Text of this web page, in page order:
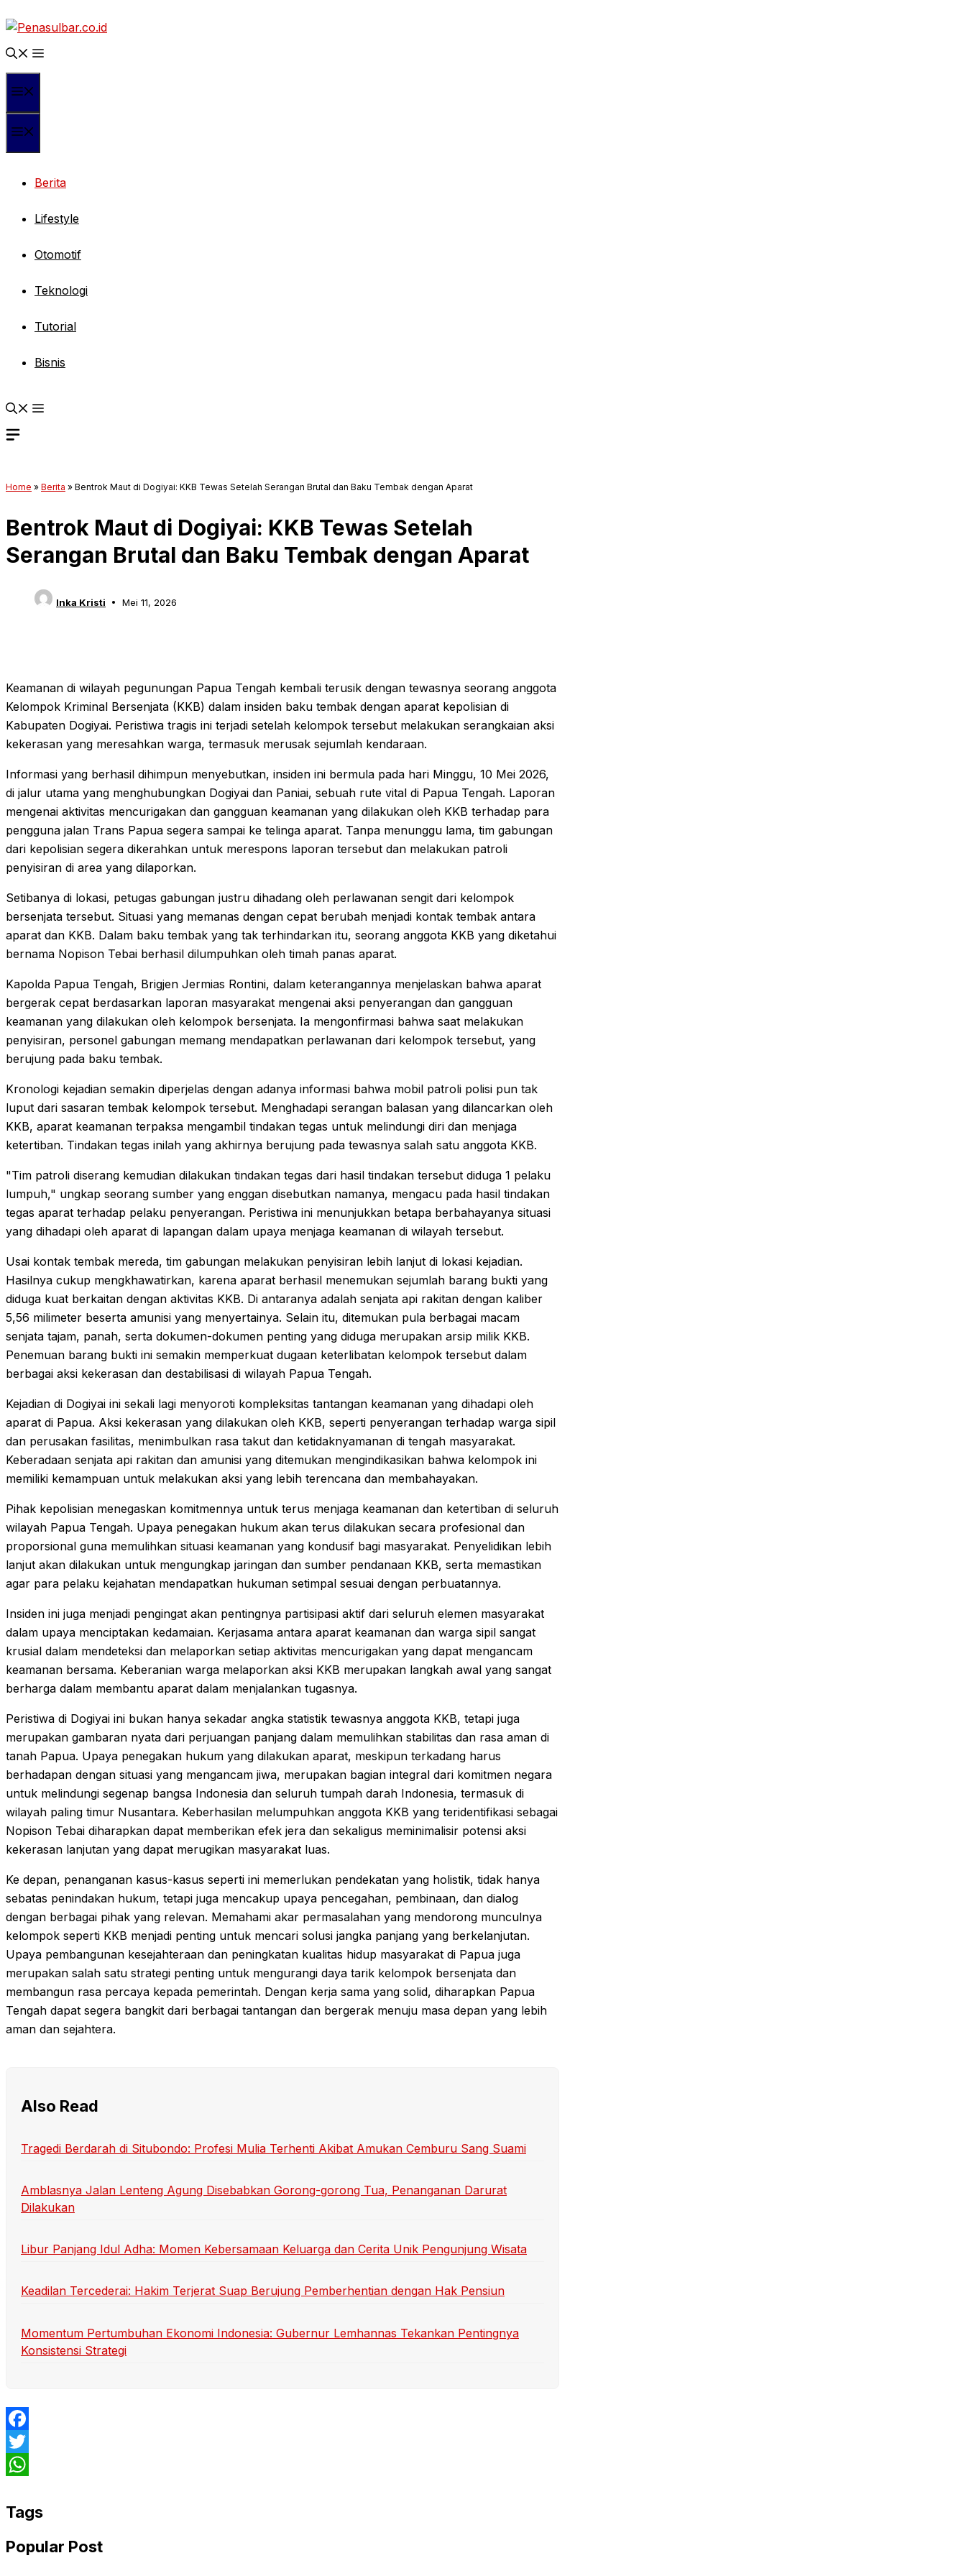
ke
isi
Berita
Lifestyle
Otomotif
Teknologi
Tutorial
Bisnis
Home » Berita » Bentrok Maut di Dogiyai: KKB Tewas Setelah Serangan Brutal dan Baku Tembak dengan Aparat
Bentrok Maut di Dogiyai: KKB Tewas Setelah
Serangan Brutal dan Baku Tembak dengan Aparat
Inka Kristi Mei 11, 2026
Keamanan di wilayah pegunungan Papua Tengah kembali terusik dengan tewasnya seorang anggota
Kelompok Kriminal Bersenjata (KKB) dalam insiden baku tembak dengan aparat kepolisian di
Kabupaten Dogiyai. Peristiwa tragis ini terjadi setelah kelompok tersebut melakukan serangkaian aksi
kekerasan yang meresahkan warga, termasuk merusak sejumlah kendaraan.
Informasi yang berhasil dihimpun menyebutkan, insiden ini bermula pada hari Minggu, 10 Mei 2026,
di jalur utama yang menghubungkan Dogiyai dan Paniai, sebuah rute vital di Papua Tengah. Laporan
mengenai aktivitas mencurigakan dan gangguan keamanan yang dilakukan oleh KKB terhadap para
pengguna jalan Trans Papua segera sampai ke telinga aparat. Tanpa menunggu lama, tim gabungan
dari kepolisian segera dikerahkan untuk merespons laporan tersebut dan melakukan patroli
penyisiran di area yang dilaporkan.
Setibanya di lokasi, petugas gabungan justru dihadang oleh perlawanan sengit dari kelompok
bersenjata tersebut. Situasi yang memanas dengan cepat berubah menjadi kontak tembak antara
aparat dan KKB. Dalam baku tembak yang tak terhindarkan itu, seorang anggota KKB yang diketahui
bernama Nopison Tebai berhasil dilumpuhkan oleh timah panas aparat.
Kapolda Papua Tengah, Brigjen Jermias Rontini, dalam keterangannya menjelaskan bahwa aparat
bergerak cepat berdasarkan laporan masyarakat mengenai aksi penyerangan dan gangguan
keamanan yang dilakukan oleh kelompok bersenjata. Ia mengonfirmasi bahwa saat melakukan
penyisiran, personel gabungan memang mendapatkan perlawanan dari kelompok tersebut, yang
berujung pada baku tembak.
Kronologi kejadian semakin diperjelas dengan adanya informasi bahwa mobil patroli polisi pun tak
luput dari sasaran tembak kelompok tersebut. Menghadapi serangan balasan yang dilancarkan oleh
KKB, aparat keamanan terpaksa mengambil tindakan tegas untuk melindungi diri dan menjaga
ketertiban. Tindakan tegas inilah yang akhirnya berujung pada tewasnya salah satu anggota KKB.
"Tim patroli diserang kemudian dilakukan tindakan tegas dari hasil tindakan tersebut diduga 1 pelaku
lumpuh," ungkap seorang sumber yang enggan disebutkan namanya, mengacu pada hasil tindakan
tegas aparat terhadap pelaku penyerangan. Peristiwa ini menunjukkan betapa berbahayanya situasi
yang dihadapi oleh aparat di lapangan dalam upaya menjaga keamanan di wilayah tersebut.
Usai kontak tembak mereda, tim gabungan melakukan penyisiran lebih lanjut di lokasi kejadian.
Hasilnya cukup mengkhawatirkan, karena aparat berhasil menemukan sejumlah barang bukti yang
diduga kuat berkaitan dengan aktivitas KKB. Di antaranya adalah senjata api rakitan dengan kaliber
5,56 milimeter beserta amunisi yang menyertainya. Selain itu, ditemukan pula berbagai macam
senjata tajam, panah, serta dokumen-dokumen penting yang diduga merupakan arsip milik KKB.
Penemuan barang bukti ini semakin memperkuat dugaan keterlibatan kelompok tersebut dalam
berbagai aksi kekerasan dan destabilisasi di wilayah Papua Tengah.
Kejadian di Dogiyai ini sekali lagi menyoroti kompleksitas tantangan keamanan yang dihadapi oleh
aparat di Papua. Aksi kekerasan yang dilakukan oleh KKB, seperti penyerangan terhadap warga sipil
dan perusakan fasilitas, menimbulkan rasa takut dan ketidaknyamanan di tengah masyarakat.
Keberadaan senjata api rakitan dan amunisi yang ditemukan mengindikasikan bahwa kelompok ini
memiliki kemampuan untuk melakukan aksi yang lebih terencana dan membahayakan.
Pihak kepolisian menegaskan komitmennya untuk terus menjaga keamanan dan ketertiban di seluruh
wilayah Papua Tengah. Upaya penegakan hukum akan terus dilakukan secara profesional dan
proporsional guna memulihkan situasi keamanan yang kondusif bagi masyarakat. Penyelidikan lebih
lanjut akan dilakukan untuk mengungkap jaringan dan sumber pendanaan KKB, serta memastikan
agar para pelaku kejahatan mendapatkan hukuman setimpal sesuai dengan perbuatannya.
Insiden ini juga menjadi pengingat akan pentingnya partisipasi aktif dari seluruh elemen masyarakat
dalam upaya menciptakan kedamaian. Kerjasama antara aparat keamanan dan warga sipil sangat
krusial dalam mendeteksi dan melaporkan setiap aktivitas mencurigakan yang dapat mengancam
keamanan bersama. Keberanian warga melaporkan aksi KKB merupakan langkah awal yang sangat
berharga dalam membantu aparat dalam menjalankan tugasnya.
Peristiwa di Dogiyai ini bukan hanya sekadar angka statistik tewasnya anggota KKB, tetapi juga
merupakan gambaran nyata dari perjuangan panjang dalam memulihkan stabilitas dan rasa aman di
tanah Papua. Upaya penegakan hukum yang dilakukan aparat, meskipun terkadang harus
berhadapan dengan situasi yang mengancam jiwa, merupakan bagian integral dari komitmen negara
untuk melindungi segenap bangsa Indonesia dan seluruh tumpah darah Indonesia, termasuk di
wilayah paling timur Nusantara. Keberhasilan melumpuhkan anggota KKB yang teridentifikasi sebagai
Nopison Tebai diharapkan dapat memberikan efek jera dan sekaligus meminimalisir potensi aksi
kekerasan lanjutan yang dapat merugikan masyarakat luas.
Ke depan, penanganan kasus-kasus seperti ini memerlukan pendekatan yang holistik, tidak hanya
sebatas penindakan hukum, tetapi juga mencakup upaya pencegahan, pembinaan, dan dialog
dengan berbagai pihak yang relevan. Memahami akar permasalahan yang mendorong munculnya
kelompok seperti KKB menjadi penting untuk mencari solusi jangka panjang yang berkelanjutan.
Upaya pembangunan kesejahteraan dan peningkatan kualitas hidup masyarakat di Papua juga
merupakan salah satu strategi penting untuk mengurangi daya tarik kelompok bersenjata dan
membangun rasa percaya kepada pemerintah. Dengan kerja sama yang solid, diharapkan Papua
Tengah dapat segera bangkit dari berbagai tantangan dan bergerak menuju masa depan yang lebih
aman dan sejahtera.
Also Read
Tragedi Berdarah di Situbondo: Profesi Mulia Terhenti Akibat Amukan Cemburu Sang Suami
Amblasnya Jalan Lenteng Agung Disebabkan Gorong-gorong Tua, Penanganan Darurat
Dilakukan
Libur Panjang Idul Adha: Momen Kebersamaan Keluarga dan Cerita Unik Pengunjung Wisata
Keadilan Tercederai: Hakim Terjerat Suap Berujung Pemberhentian dengan Hak Pensiun
Momentum Pertumbuhan Ekonomi Indonesia: Gubernur Lemhannas Tekankan Pentingnya
Konsistensi Strategi
Facebook
Twitter
Tags
Popular Post